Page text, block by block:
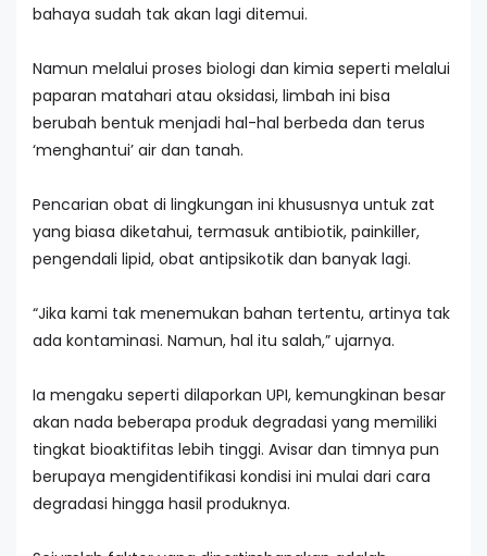
bahaya sudah tak akan lagi ditemui.
Namun melalui proses biologi dan kimia seperti melalui
paparan matahari atau oksidasi, limbah ini bisa
berubah bentuk menjadi hal-hal berbeda dan terus
‘menghantui’ air dan tanah.
Pencarian obat di lingkungan ini khususnya untuk zat
yang biasa diketahui, termasuk antibiotik, painkiller,
pengendali lipid, obat antipsikotik dan banyak lagi.
“Jika kami tak menemukan bahan tertentu, artinya tak
ada kontaminasi. Namun, hal itu salah,” ujarnya.
Ia mengaku seperti dilaporkan UPI, kemungkinan besar
akan nada beberapa produk degradasi yang memiliki
tingkat bioaktifitas lebih tinggi. Avisar dan timnya pun
berupaya mengidentifikasi kondisi ini mulai dari cara
degradasi hingga hasil produknya.